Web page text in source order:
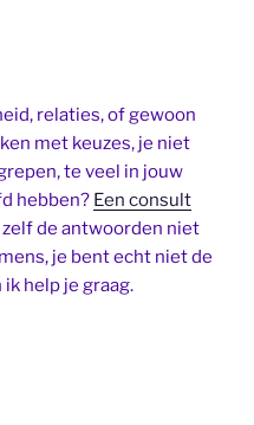
relaties, of gewoon
met keuzes, je niet
te veel in jouw
hebben? Een consult
de antwoorden niet
je bent echt niet de
help je graag.